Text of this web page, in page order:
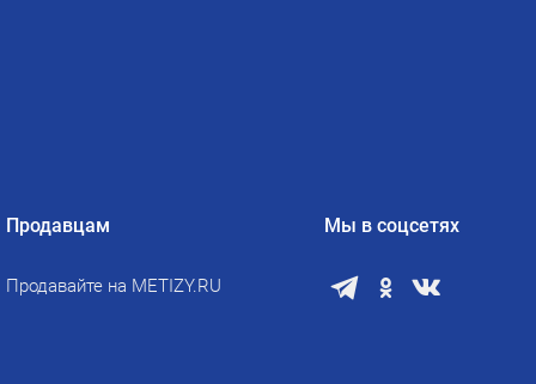
Продавцам
Продавайте на METIZY.RU
Мы в соцсетях